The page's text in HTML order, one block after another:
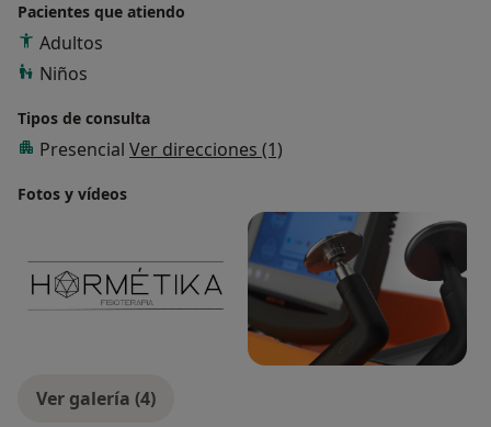
Pacientes que atiendo
Adultos
Niños
Tipos de consulta
Presencial Ver direcciones (1)
Fotos y vídeos
Ver galería (4)